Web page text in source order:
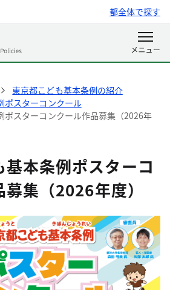
都全体で探す
東京都こども基本条例の紹介
ポスターコンクール
ポスターコンクール作品募集（2026年
本条例ポスターコ
集（2026年度）